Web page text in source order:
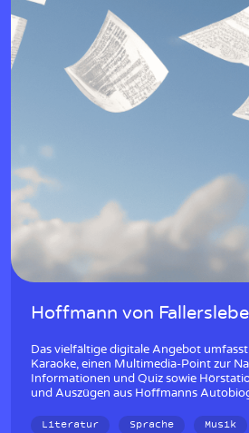
Hoffmann von
Das vielfältige digitale Angebot
Karaoke, einen Multimedia-Point zur
Informationen und Quiz sowie
und Auszügen aus Hoffmanns
Literatur Sprache Musik